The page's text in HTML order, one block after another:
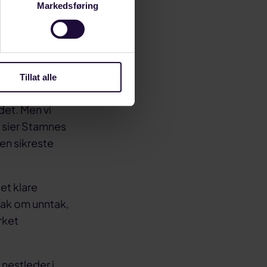
Markedsføring
Tillat alle
nattarbeid
Men vi
Stamnes
sikreste
klare
om unntak,
i